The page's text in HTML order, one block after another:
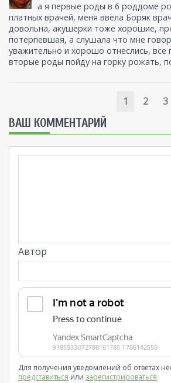
а я первые роды в 6 роддоме
платных врачей, меня ввела Боряк
довольна, акушерки тоже хорошие,
потерпевшая, а слушала что мне
уважительно и хорошо отнеслись,
вторые роды пойду на горку рожать,
1 2 3
ВАШ КОММЕНТАРИЙ
Автор
Для получения уведомлений об ответах
представиться или зарегистрироваться